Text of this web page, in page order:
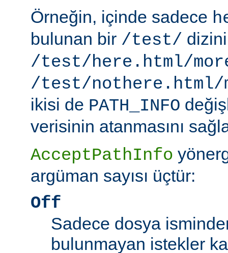
Örneğin, içinde sadece
bulunan bir /test/
/test/here.html/
/test/nothere.html/
ikisi de PATH_INFO
verisinin atanmasını
AcceptPathInfo
argüman sayısı üçtür:
Off
Sadece dosya
bulunmayan istekler